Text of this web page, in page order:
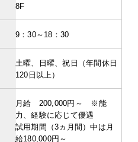
8F
9：30～18：30
土曜、日曜、祝日（年間休日
120日以上）
月給 200,000円～ ※能
力、経験に応じて優遇
試用期間（3ヵ月間）中は月
給180,000円～